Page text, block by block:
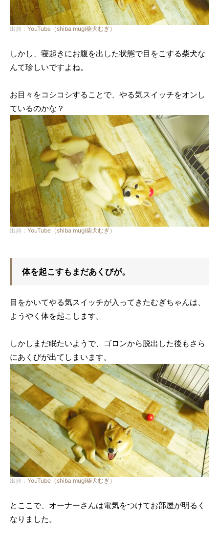
出典： YouTube（shiba mugi柴犬むぎ）
しかし、寝起きにお腹を出した状態で目をこする柴犬な
んて珍しいですよね。
お目々をコシコシすることで、やる気スイッチをオンし
ているのかな？
出典： YouTube（shiba mugi柴犬むぎ）
体を起こすもまだあくびが。
目をかいてやる気スイッチが入ってきたむぎちゃんは、
ようやく体を起こします。
しかしまだ眠たいようで、ゴロンから脱出した後もさら
にあくびが出てしまいます。
出典： YouTube（shiba mugi柴犬むぎ）
とここで、オーナーさんは電気をつけてお部屋が明るく
なりました。